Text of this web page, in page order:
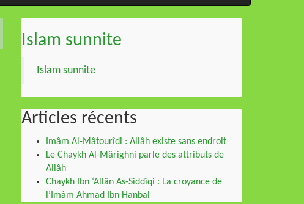
Islam sunnite
Islam sunnite
Articles récents
Imâm Al-Mâtourîdi : Allâh existe sans endroit
Le Chaykh Al-Mârighni parle des attributs de
Allâh
Chaykh Ibn ‘Allân As-Siddîqi : La croyance de
l’Imâm Ahmad Ibn Hanbal